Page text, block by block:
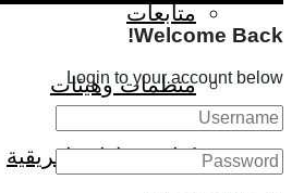
متابعات
منظمات وهيئات
كتاب قراءات إفريقية
Welcome Back!
Login to your account below